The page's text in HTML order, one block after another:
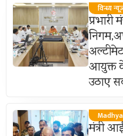
विन्ध्य
प्रभारी
आयुक्त के
उठाए
मंत्री